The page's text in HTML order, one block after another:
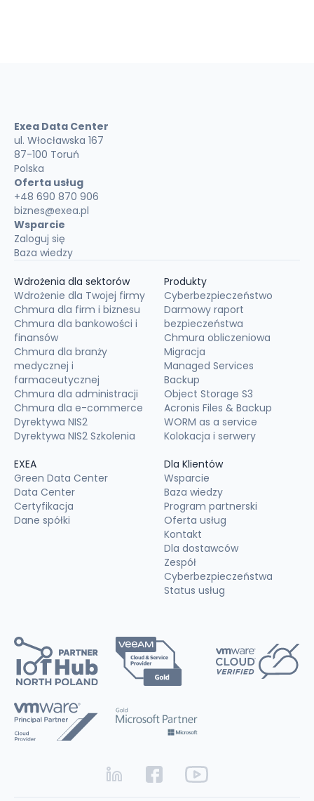
Exea Data Center
ul. Włocławska 167
87-100 Toruń
Polska
Oferta usług
+48 690 870 906
biznes@exea.pl
Wsparcie
Zaloguj się
Baza wiedzy
Wdrożenia dla sektorów
Wdrożenie dla Twojej firmy
Chmura dla firm i biznesu
Chmura dla bankowości i
finansów
Chmura dla branży
medycznej i
farmaceutycznej
Chmura dla administracji
Chmura dla e-commerce
Dyrektywa NIS2
Dyrektywa NIS2 Szkolenia
Produkty
Cyberbezpieczeństwo
Darmowy raport
bezpieczeństwa
Chmura obliczeniowa
Migracja
Managed Services
Backup
Object Storage S3
Acronis Files & Backup
WORM as a service
Kolokacja i serwery
EXEA
Green Data Center
Data Center
Certyfikacja
Dane spółki
Dla Klientów
Wsparcie
Baza wiedzy
Program partnerski
Oferta usług
Kontakt
Dla dostawców
Zespół
Cyberbezpieczeństwa
Status usług